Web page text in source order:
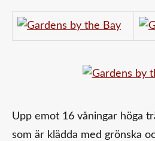
Upp emot 16 våningar höga
som är klädda med grönska